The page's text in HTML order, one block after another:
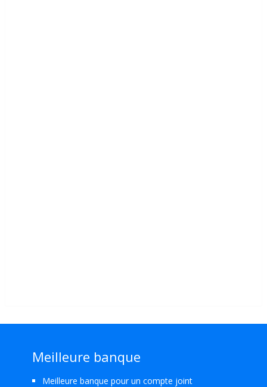
Meilleure banque
Meilleure banque pour un compte joint